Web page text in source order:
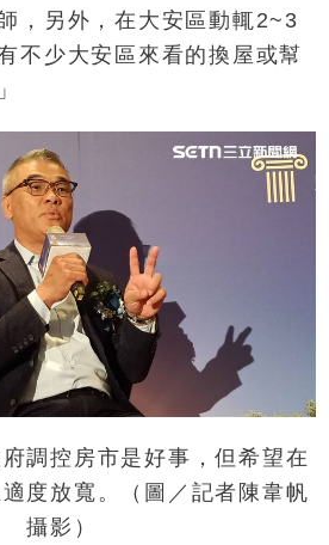
，另外，在大安區動輒2~3
不少大安區來看的換屋或幫
調控房市是好事，但希望在
度放寬。（圖／記者陳韋帆
攝影）